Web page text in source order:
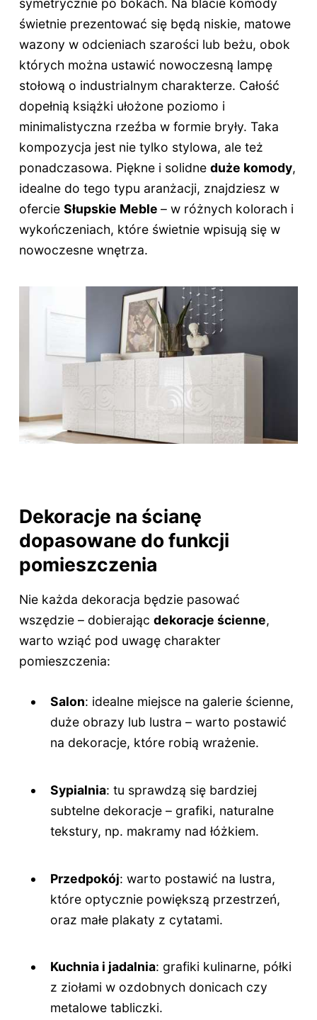
symetrycznie po bokach. Na blacie komody
świetnie prezentować się będą niskie, matowe
wazony w odcieniach szarości lub beżu, obok
których można ustawić nowoczesną lampę
stołową o industrialnym charakterze. Całość
dopełnią książki ułożone poziomo i
minimalistyczna rzeźba w formie bryły. Taka
kompozycja jest nie tylko stylowa, ale też
ponadczasowa. Piękne i solidne duże komody,
idealne do tego typu aranżacji, znajdziesz w
ofercie Słupskie Meble – w różnych kolorach i
wykończeniach, które świetnie wpisują się w
nowoczesne wnętrza.
Dekoracje na ścianę
dopasowane do funkcji
pomieszczenia
Nie każda dekoracja będzie pasować
wszędzie – dobierając dekoracje ścienne,
warto wziąć pod uwagę charakter
pomieszczenia:
Salon: idealne miejsce na galerie ścienne,
duże obrazy lub lustra – warto postawić
na dekoracje, które robią wrażenie.
Sypialnia: tu sprawdzą się bardziej
subtelne dekoracje – grafiki, naturalne
tekstury, np. makramy nad łóżkiem.
Przedpokój: warto postawić na lustra,
które optycznie powiększą przestrzeń,
oraz małe plakaty z cytatami.
Kuchnia i jadalnia: grafiki kulinarne, półki
z ziołami w ozdobnych donicach czy
metalowe tabliczki.